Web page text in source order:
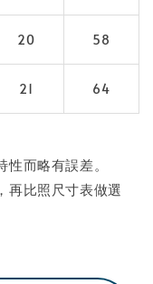
20 58
21 64
而略有誤差。
再比照尺寸表做選